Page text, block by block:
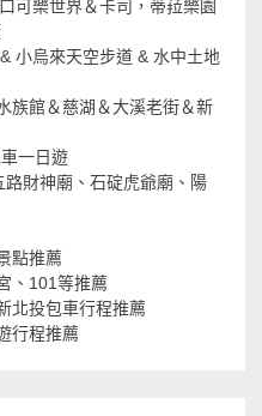
可樂世界＆卡司，蒂菈樂園
小烏來天空步道 & 水中土地
族館＆慈湖＆大溪老街＆新
一日遊
財神廟、石碇虎爺廟、陽
點推薦
、101等推薦
北投包車行程推薦
行程推薦